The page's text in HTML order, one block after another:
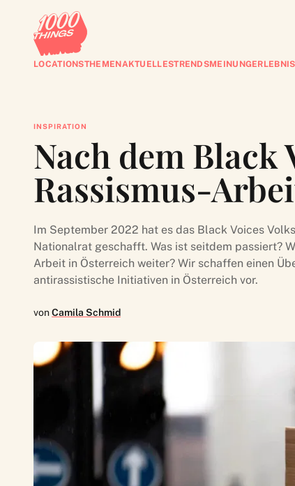
LOCATIONSTHEMENAKTUELLESTRENDSMEINUNG
INSPIRATION
Nach dem Black
Rassismus-
Im September 2022 hat es das Black Voices
Nationalrat geschafft. Was ist seitdem passiert?
Arbeit in Österreich weiter? Wir schaffen einen
antirassistische Initiativen in Österreich vor.
vonCamila Schmid